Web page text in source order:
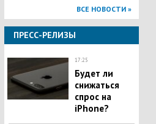
ВСЕ НОВОСТИ »
ПРЕСС-РЕЛИЗЫ
17:25
Будет ли
снижаться
спрос на
iPhone?